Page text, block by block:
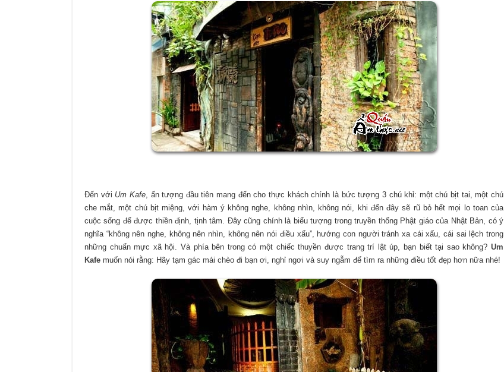
Đến với Um Kafe, ấn tượng đầu tiên mang đến cho thực khách chính là bức tượng 3 chú khỉ: một chú bịt tai, một chú
che mắt, một chú bịt miệng, với hàm ý không nghe, không nhìn, không nói, khi đến đây sẽ rũ bỏ hết mọi lo toan của
cuộc sống để được thiền định, tịnh tâm. Đây cũng chính là biểu tượng trong truyền thống Phật giáo của Nhật Bản, có ý
nghĩa “không nên nghe, không nên nhìn, không nên nói điều xấu”, hướng con người tránh xa cái xấu, cái sai lệch trong
những chuẩn mực xã hội. Và phía bên trong có một chiếc thuyền được trang trí lật úp, bạn biết tại sao không? Um
Kafe muốn nói rằng: Hãy tạm gác mái chèo đi bạn ơi, nghỉ ngơi và suy ngẫm để tìm ra những điều tốt đẹp hơn nữa nhé!